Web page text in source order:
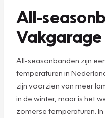
All-
All-seasonbanden zijn
temperaturen in
zijn voorzien van meer
in de winter, maar is het
zomerse temperaturen.